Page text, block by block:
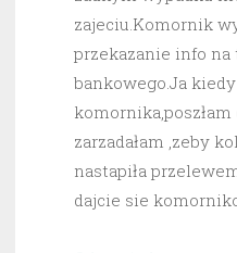
zajeciu.Komornik
przekazanie info
bankowego.Ja
zarzadałam ,zeby
nastapiła
dajcie sie